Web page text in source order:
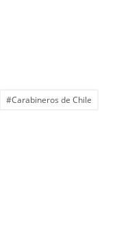
#Carabineros de Chile